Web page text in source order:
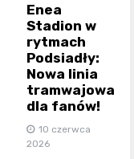
Enea
Stadion w
rytmach
Podsiadły:
Nowa linia
tramwajowa
dla fanów!
10 czerwca
2026